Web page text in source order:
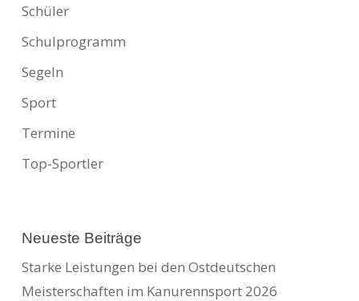
Schüler
Schulprogramm
Segeln
Sport
Termine
Top-Sportler
Neueste Beiträge
Starke Leistungen bei den Ostdeutschen
Meisterschaften im Kanurennsport 2026